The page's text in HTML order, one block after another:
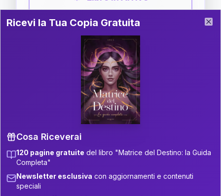
Guida completa di Coppia
Il libro è in fase di scrittura. Iscriviti alla newsletter
per ricevere aggiornamenti!
P.S. Interpretazione parziale
gratuita
Scorri più in basso per vedere
un'interpretazione parziale gratuita della tua
Iscriviti alla newsletter per ricevere
aggiornamenti quando sarà disponibile.
Ricevi la Tua Copia Gratuita del Libro
Ricevi la Tua Copia Gratuita
Cosa Riceverai
120 pagine gratuite del libro "Matrice del Destino: la Guida
Completa"
Newsletter esclusiva con aggiornamenti e contenuti
speciali